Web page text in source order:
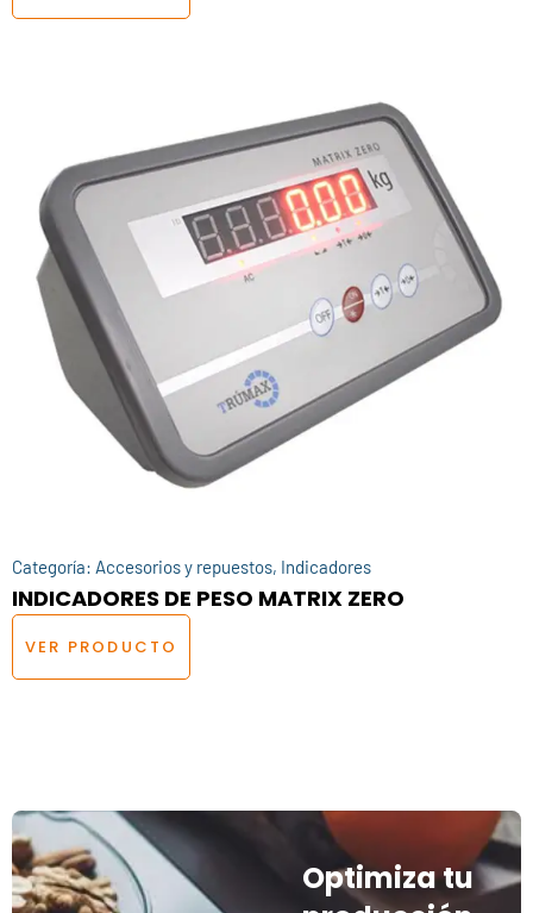
Categoría: Accesorios y repuestos, Indicadores
INDICADORES DE PESO MATRIX ZERO
VER PRODUCTO
Optimiza tu